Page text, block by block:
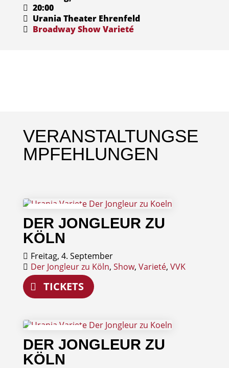
20:00
Urania Theater Ehrenfeld
BroadwayShowVarieté
VERANSTALTUNGSE
MPFEHLUNGEN
04
September
DER JONGLEUR ZU
KÖLN
Freitag, 4. September
Der Jongleur zu Köln, Show, Varieté, VVK
TICKETS
05
September
DER JONGLEUR ZU
KÖLN